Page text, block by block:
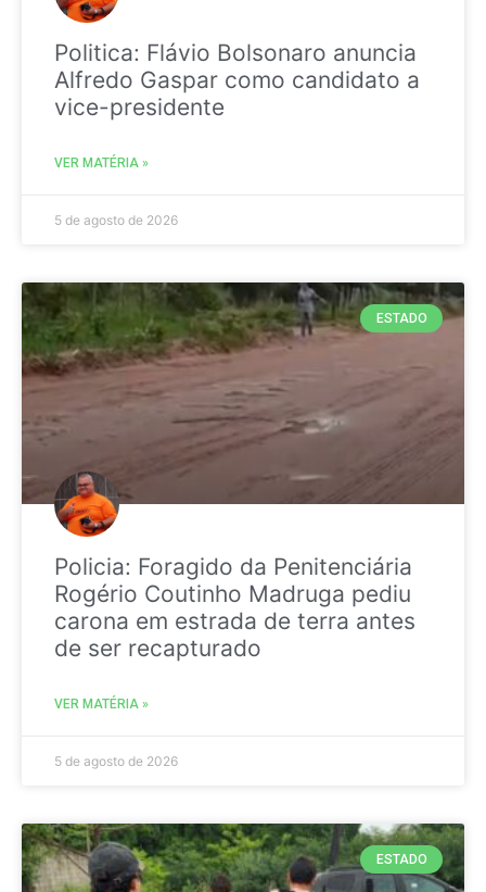
Politica: Flávio Bolsonaro anuncia
Alfredo Gaspar como candidato a
vice-presidente
VER MATÉRIA »
5 de agosto de 2026
ESTADO
Policia: Foragido da Penitenciária
Rogério Coutinho Madruga pediu
carona em estrada de terra antes
de ser recapturado
VER MATÉRIA »
5 de agosto de 2026
ESTADO